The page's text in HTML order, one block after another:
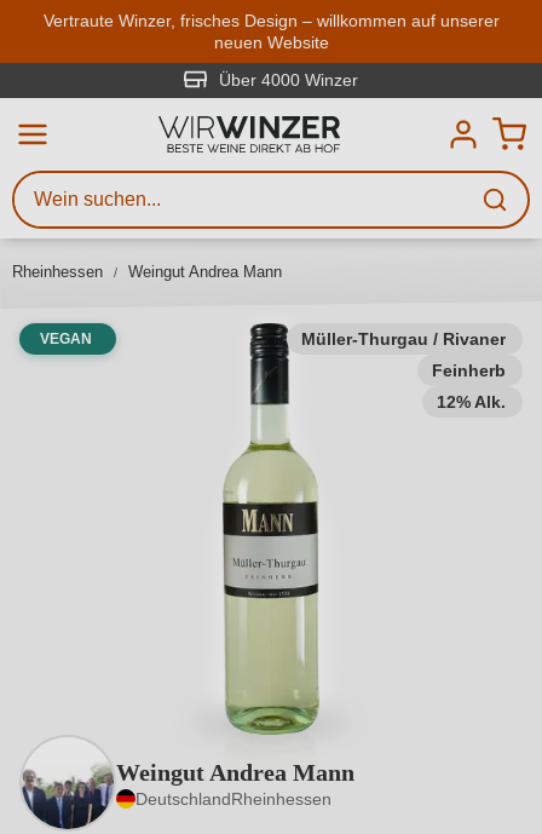
Zum Hauptinhalt springen
Vertraute Winzer, frisches Design – willkommen auf unserer
neuen Website
Über 4000 Winzer
Rheinhessen Weingut Andrea Mann
Müller-Thurgau / Rivaner
Feinherb
12% Alk.
VEGAN
Weingut Andrea Mann
DeutschlandRheinhessen
Weinsuche
Mindestens 3 Zeichen eingeben
Beschreiben Sie, welchen Wein
Sie suchen – ob nach Geschmack,
Region, Winzer oder anderen